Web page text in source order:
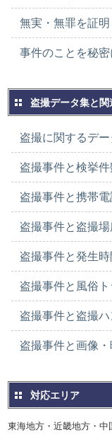
無実・無罪を証
事件のことを秘
盗撮データ集と
盗撮に関するデ
盗撮事件と検挙件
盗撮事件と携帯
盗撮事件と盗撮場
盗撮事件と発生時
盗撮事件と風俗
盗撮事件と盗撮
盗撮事件と画像
対応エリア
東海地方・近畿地方・